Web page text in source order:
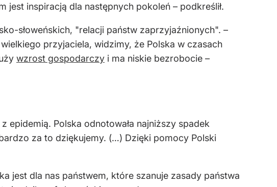
inspiracją dla następnych pokoleń – podkreślił.
słoweńskich, "relacji państw zaprzyjaźnionych". –
przyjaciela, widzimy, że Polska w czasach
wzrost gospodarczy i ma niskie bezrobocie –
epidemią. Polska odnotowała najniższy spadek
za to dziękujemy. (…) Dzięki pomocy Polski
jest dla nas państwem, które szanuje zasady państwa